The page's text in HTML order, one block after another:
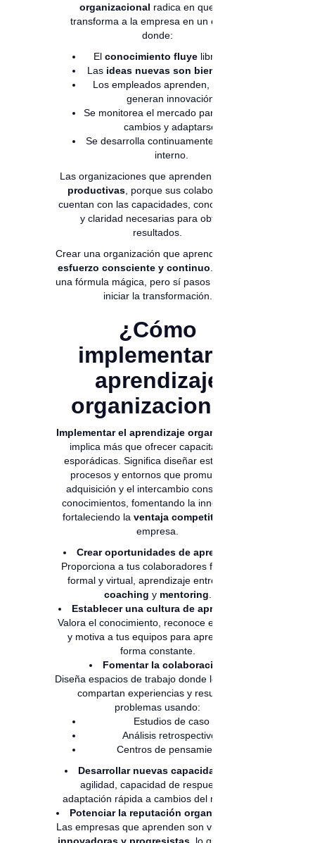
organizacional radica en que este
transforma a la empresa en un espacio
donde:
El conocimiento fluyelibremente.
Las ideas nuevas son bienvenidas
Los empleados aprenden, crecen y
generan innovación.
Se monitorea el mercado para anticipar
cambios y adaptarse.
Se desarrolla continuamente el talento
interno.
Las organizaciones que aprenden
productivas , porque sus colaboradores
cuentan con las capacidades, conocimientos
y claridad necesarias para obtener
resultados.
Crear una organización que aprende requiere
esfuerzo consciente y continuo
una fórmula mágica, pero sí pasos clave para
iniciar la transformación.
¿Cómo
implementar el
aprendizaje
organizacional?
Implementar el aprendizaje organizacional
implica más que ofrecer capacitaciones
esporádicas. Significa diseñar estrategias,
procesos y entornos que promuevan la
adquisición y el intercambio constante de
conocimientos, fomentando la innovación y
fortaleciendo la ventaja competitiva
empresa.
Crear oportunidades de aprendizaje:
Proporciona a tus colaboradores formación
formal y virtual, aprendizaje entre pares,
coaching y mentoring
Establecer una cultura de aprendizaje:
Valora el conocimiento, reconoce el esfuerzo
y motiva a tus equipos para aprender de
forma constante.
Fomentar la colaboración
Diseña espacios de trabajo donde los equipos
compartan experiencias y resuelvan
problemas usando:
Estudios de caso
Análisis retrospectivos
Centros de pensamiento
Desarrollar nuevas capacidades:
agilidad, capacidad de respuesta y
adaptación rápida a cambios del mercado.
Potenciar la reputación organizacional:
Las empresas que aprenden son vistas como